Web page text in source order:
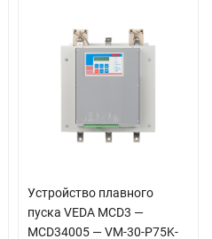
Устройство плавного
пуска VEDA MCD3 —
MCD34005 — VM-30-P75K-